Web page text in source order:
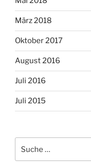
März 2018
Oktober 2017
August 2016
Juli 2016
Juli 2015
nach: